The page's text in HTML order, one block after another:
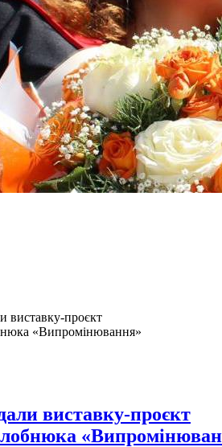
виставку-проєкт
«Випромінювання»
виставку-проєкт